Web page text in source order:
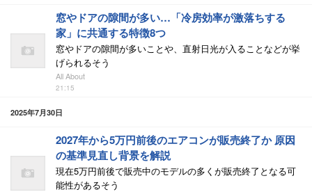
窓やドアの隙間が多い…「冷房効率が激落ちする
家」に共通する特徴8つ
窓やドアの隙間が多いことや、直射日光が入ることなどが挙
げられるそう
All About
21:15
2025年7月30日
2027年から5万円前後のエアコンが販売終了か 原因
の基準見直し背景を解説
現在5万円前後で販売中のモデルの多くが販売終了となる可
能性があるそう